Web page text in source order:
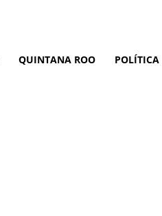
QUINTANA ROO POLÍTICA